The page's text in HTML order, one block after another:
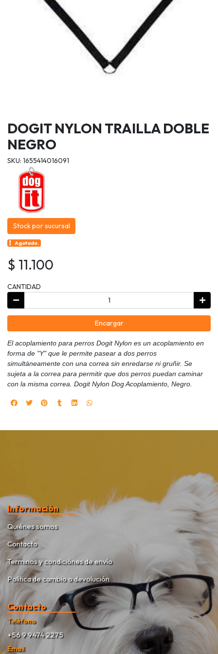
DOGIT NYLON TRAILLA DOBLE
NEGRO
SKU: 1655414016091
Stock por sucursal
Agotado.
$ 11.100
CANTIDAD
Encargar
El acoplamiento para perros Dogit Nylon es un acoplamiento en
forma de "Y" que le permite pasear a dos perros
simultáneamente con una correa sin enredarse ni gruñir. Se
sujeta a la correa para permitir que dos perros puedan caminar
con la misma correa. Dogit Nylon Dog Acoplamiento, Negro.
Información
Quiénes somos
Contacto
Terminos y condiciónes de envío
Política de cambio o devolución
Contacto
Teléfono
+56 9 9474 2275
Email